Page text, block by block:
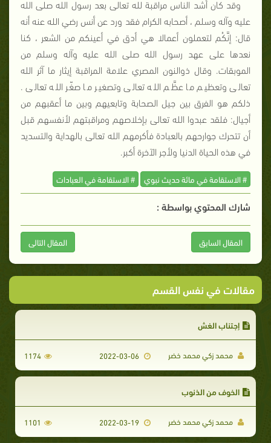
وقد كان أشد الناس مراقبة لله تعالى بعد رسول الله صلى الله
عليه وآله وسلم ، أصحابه الكرام فقد ورد عن أنس رضي الله عنه أنه
قال: إنَّكُم لتعملون أعمالا هي أدق في أعينكم من الشعر ، كنا
نعدها على عهد رسول الله صلى الله عليه وآله وسلم من
الموبقات. وقال ذوالنون المصري علامة المراقبة إيثار ما آثر الله
تعالى وتعظيم ما عظَّم الله تعالى وتصغير ما صغّر الله تعالى .
ذلكم هو الفرق بين جيل الصحابة وتابعيهم وبين ما أعقبهم من
أجيال: فلقد عبدوا الله تعالى بإخلاصهم ومراقبتهم لأنفسهم قبل
أن تتحرك جوارحهم بالعبادة فأكرمهم الله تعالى بالهداية والتسديد
في هذه الحياة الدنيا ولأجر الآخرة أكبر.
# الاستقامة في مائة حديث نبوي # الاستقامة في العبادات
شارك المحتوي بواسطة :
المقال السابق المقال التالى
مقالات في نفس القسم
إجتناب الغش
محمد زكي محمد خضر 2022-03-06
1174
الخوف من الذنوب
محمد زكي محمد خضر 2022-03-19
1101